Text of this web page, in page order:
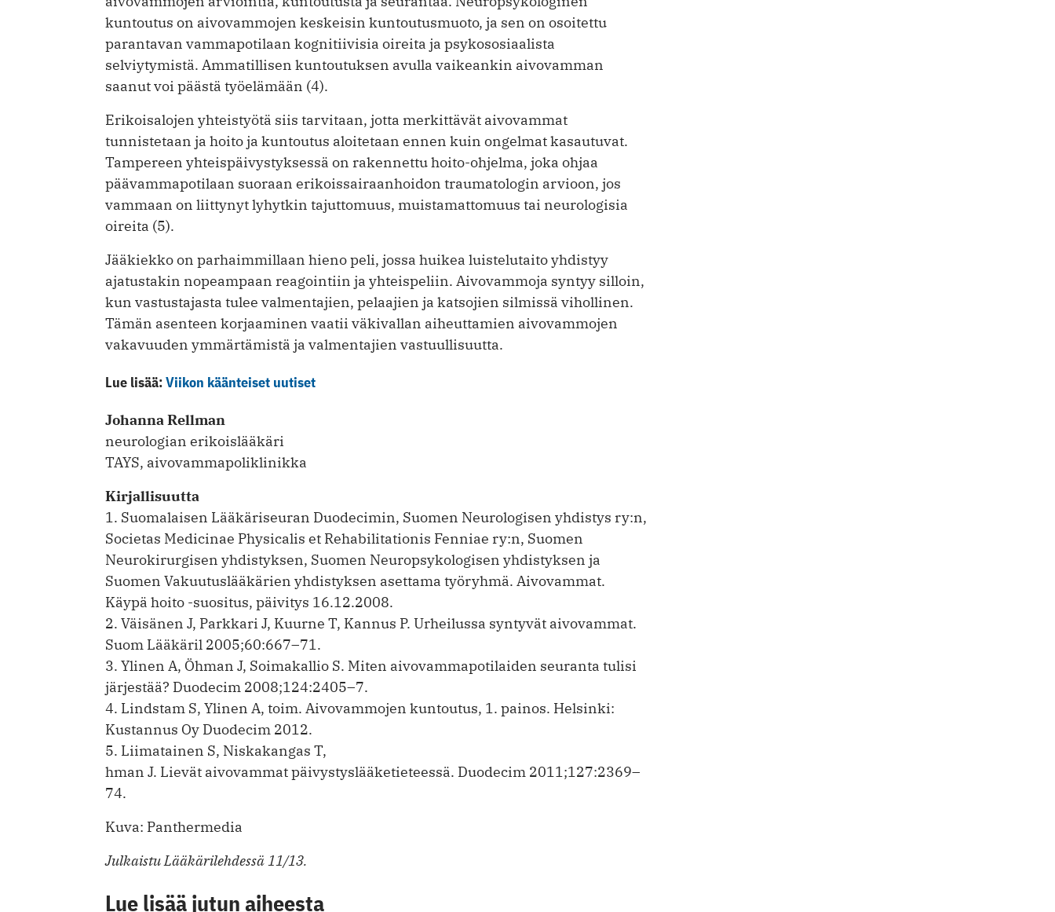
kuntoutus on aivovammojen keskeisin kuntoutusmuoto, ja sen on osoitettu
parantavan vammapotilaan kognitiivisia oireita ja psykososiaalista
selviytymistä. Ammatillisen kuntoutuksen avulla vai­keankin aivovamman
saanut voi päästä työelämään (4).
Erikoisalojen yhteistyötä siis tarvitaan, jotta merkittävät aivovammat
tunnistetaan ja hoito ja kuntoutus aloitetaan ennen kuin ongelmat kasautuvat.
Tampereen yhteispäivystyksessä on rakennettu hoito-ohjelma, joka ohjaa
päävammapotilaan suoraan erikoissairaanhoidon traumatologin arvioon, jos
vammaan on liittynyt lyhytkin tajuttomuus, muistamattomuus tai neurologisia
oireita (5).
Jääkiekko on parhaimmillaan hieno peli, jossa huikea luistelutaito yhdistyy
ajatustakin nopeampaan reagointiin ja yhteispeliin. Aivovammoja syntyy silloin,
kun vastustajasta tulee valmentajien, pelaajien ja katsojien silmissä vihollinen.
Tämän asenteen korjaaminen vaatii väkivallan aiheuttamien aivovammojen
vakavuuden ymmärtämistä ja valmentajien vastuullisuutta.
Lue lisää:Viikon käänteiset uutiset
Johanna Rellman
neurologian erikoislääkäri
TAYS, aivovammapoliklinikka
Kirjallisuutta
1. Suomalaisen Lääkäriseuran Duodecimin, Suomen Neurologisen yhdistys ry:n,
Societas Medicinae Physicalis et Rehabilitationis Fenniae ry:n, Suomen
Neurokirurgisen yhdistyksen, Suomen Neuropsykologisen yhdistyksen ja
Suomen Vakuutuslääkärien yhdistyksen asettama työryhmä. Aivovammat.
Käypä hoito -suositus, päivitys 16.12.2008.
2. Väisänen J, Parkkari J, Kuurne T, Kannus P. Urheilussa syntyvät aivovammat.
Suom Lääkäril 2005;60:667–71.
3. Ylinen A, Öhman J, Soimakallio S. Miten aivovammapotilaiden seuranta tulisi
järjestää? Duodecim 2008;124:2405–7.
4. Lindstam S, Ylinen A, toim. Aivovammojen kuntoutus, 1. painos. Helsinki:
Kustannus Oy Duodecim 2012.
5. Liimatainen S, Niskakangas T,
hman J. Lievät aivovammat päivystyslääketieteessä. Duodecim 2011;127:2369–
74.
Kuva: Panthermedia
Julkaistu Lääkärilehdessä 11/13.
Lue lisää jutun aiheesta